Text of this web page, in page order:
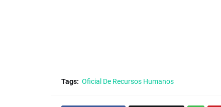
Tags: Oficial De Recursos Humanos